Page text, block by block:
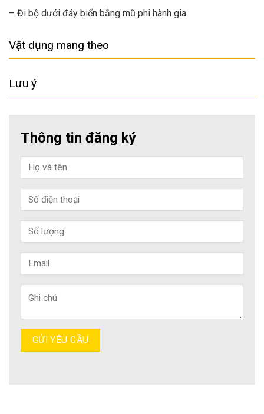
– Đi bộ dưới đáy biển bằng mũ phi hành gia.
Vật dụng mang theo
Lưu ý
Thông tin đăng ký